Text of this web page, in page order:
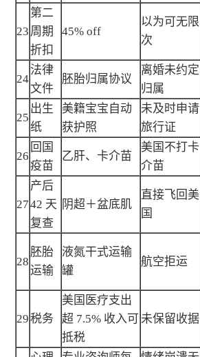
23
第二
周期
折扣
45% off
以为可无限
次
24
法律
文件
胚胎归属协议
离婚未约定
归属
25
出生
纸
美籍宝宝自动
获护照
未及时申请
旅行证
26
回国
疫苗
乙肝、卡介苗
美国不打卡
介苗
27
产后
42 天
复查
阴超＋盆底肌
直接飞回美
国
28
胚胎
运输
液氮干式运输
罐
航空拒运
29税务
美国医疗支出
超 7.5% 收入可
抵税
未保留收据